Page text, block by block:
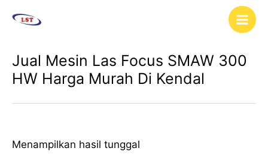
Main
Jual Mesin Las Focus SMAW 300
HW Harga Murah Di Kendal
Menampilkan hasil tunggal